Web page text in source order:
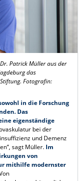
Patrick Müller aus der
das
Fotografin:
in die Forschung
Das
eigenständige
bei der
und Demenz
sagt Müller.Im
von
mithilfe modernster